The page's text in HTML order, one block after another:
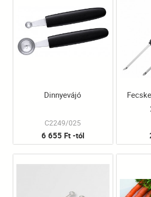
Dinnyevájó
C2249/025
6 655 Ft -tól